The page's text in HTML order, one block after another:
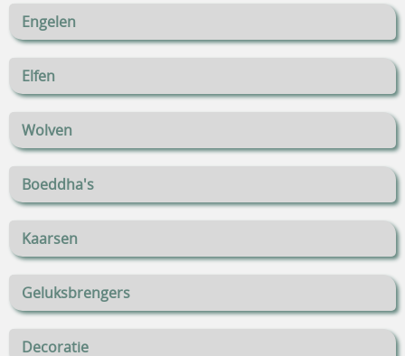
Engelen
Elfen
Wolven
Boeddha's
Kaarsen
Geluksbrengers
Decoratie